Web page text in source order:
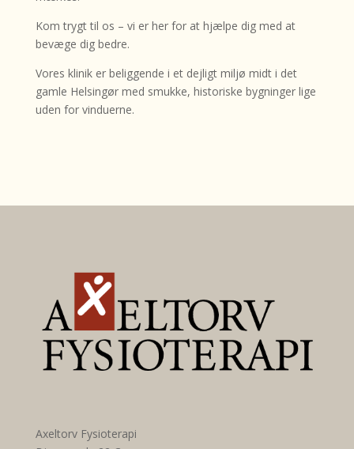
Kom trygt til os – vi er her for at hjælpe dig med at
bevæge dig bedre.
Vores klinik er beliggende i et dejligt miljø midt i det
gamle Helsingør med smukke, historiske bygninger lige
uden for vinduerne.
Axeltorv Fysioterapi